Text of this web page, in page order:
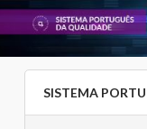
SISTEMA